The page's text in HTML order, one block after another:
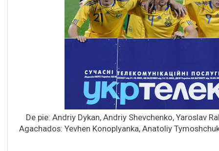
De pie: Andriy Dykan, Andriy Shevchenko, Yaroslav
Agachados: Yevhen Konoplyanka, Anatoliy